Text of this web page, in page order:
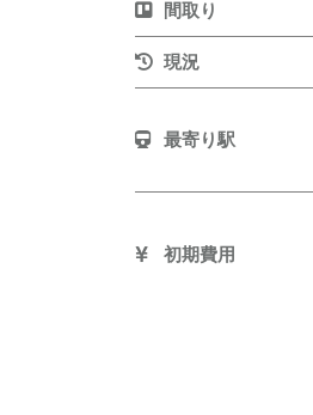
間取り
現況
最寄り駅
初期費用